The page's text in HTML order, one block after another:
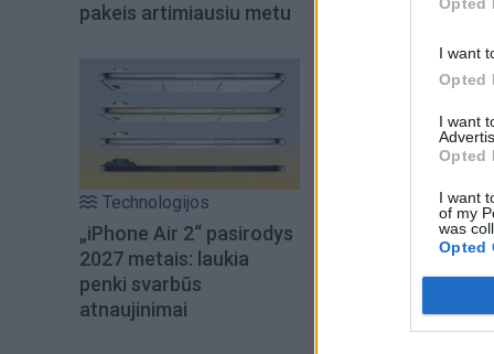
I want
Opted
I want
Opted
I want
of my
was
Opted
pakeis artimiausiu metu
Technologijos
„iPhone Air 2“ pasirodys
2027 metais: laukia
penki svarbūs
atnaujinimai
toliau renginio